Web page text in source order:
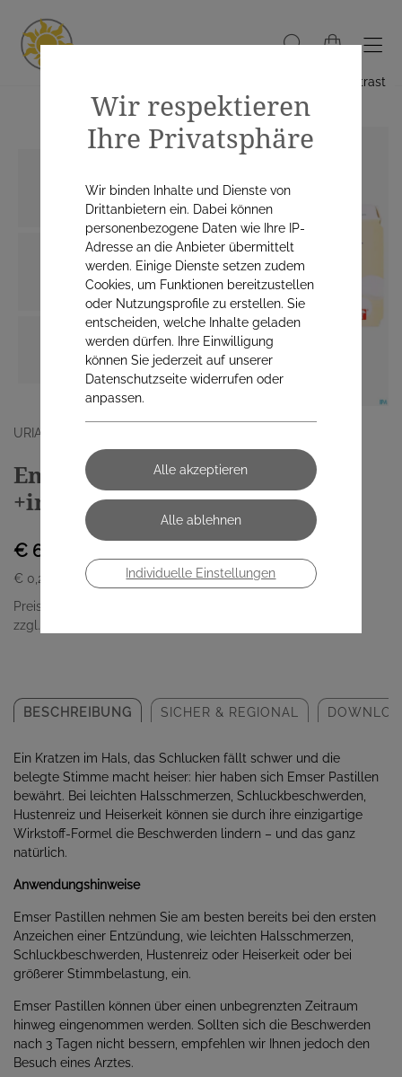
Hoher Kontrast
URIACH GERMANY GMBH
Emser Pastillen zuckerfrei
+ingwer 30 Stück
€ 6,35
€ 0,21
/ Stück
Preis inkl. MwSt.
zzgl. Versandkosten
BESCHREIBUNG SICHER & REGIONAL
Ein Kratzen im Hals, das Schlucken fällt schwer und die
belegte Stimme macht heiser: hier haben sich Emser Pastillen
bewährt. Bei leichten Halsschmerzen, Schluckbeschwerden,
Hustenreiz und Heiserkeit können sie durch ihre einzigartige
Wirkstoff-Formel die Beschwerden lindern – und das ganz
natürlich.
Anwendungshinweise
Emser Pastillen nehmen Sie am besten bereits bei den ersten
Anzeichen einer Entzündung, wie leichten Halsschmerzen,
Schluckbeschwerden, Hustenreiz oder Heiserkeit oder bei
größerer Stimmbelastung, ein.
Emser Pastillen können über einen unbegrenzten Zeitraum
hinweg eingenommen werden. Sollten sich die Beschwerden
nach 3 Tagen nicht bessern, empfehlen wir Ihnen jedoch den
Besuch eines Arztes.
Wir respektieren
Ihre Privatsphäre
Wir binden Inhalte und Dienste von
Drittanbietern ein. Dabei können
personenbezogene Daten wie Ihre IP-
Adresse an die Anbieter übermittelt
werden. Einige Dienste setzen zudem
Cookies, um Funktionen bereitzustellen
oder Nutzungsprofile zu erstellen. Sie
entscheiden, welche Inhalte geladen
werden dürfen. Ihre Einwilligung
können Sie jederzeit auf unserer
Datenschutzseite widerrufen oder
anpassen.
Individuelle Einstellungen